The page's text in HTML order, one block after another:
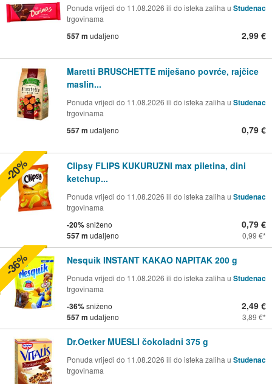
Ponuda vrijedi do 11.08.2026 ili do isteka zaliha u Studenac
trgovinama
557 m udaljeno 2,99 €
Maretti BRUSCHETTE miješano povrće, rajčice
maslin...
Ponuda vrijedi do 11.08.2026 ili do isteka zaliha u Studenac
trgovinama
557 m udaljeno 0,79 €
Clipsy FLIPS KUKURUZNI max piletina, dini
ketchup...
Ponuda vrijedi do 11.08.2026 ili do isteka zaliha u Studenac
trgovinama
-20%sniženo
557 m udaljeno
0,79 €
0,99 €
-20%
Nesquik INSTANT KAKAO NAPITAK 200 g
Ponuda vrijedi do 11.08.2026 ili do isteka zaliha u Studenac
trgovinama
-36%sniženo
557 m udaljeno
2,49 €
3,89 €
-36%
Dr.Oetker MUESLI čokoladni 375 g
Ponuda vrijedi do 11.08.2026 ili do isteka zaliha u Studenac
trgovinama